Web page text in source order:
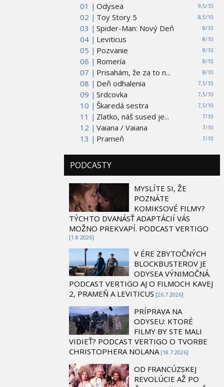
01 | 9,5/10
Odysea
02 |
8,5/10
Toy Story 5
03 |
8/10
Spider-Man: Nový Deň
04 |
8/10
Leviticus
05 |
8/10
Pozvanie
06 |
8/10
Romería
07 |
8/10
Prisahám, že za to n...
08 |
7,5/10
Deň odhalenia
09 |
7,5/10
Srdcovka
10 |
7,5/10
Škaredá sestra
11 |
7/10
Zlatko, náš sused je...
12 |
7/10
Vaiana / Vaiana
13 |
7/10
Prameň
PODCASTY
MYSLÍTE SI, ŽE
POZNÁTE
KOMIKSOVÉ FILMY?
TÝCHTO DVANÁSŤ ADAPTÁCIÍ VÁS
MOŽNO PREKVAPÍ. PODCAST VERTIGO
[1.8 2026]
V ÉRE ZBYTOČNÝCH
BLOCKBUSTEROV JE
ODYSEA VÝNIMOČNÁ.
PODCAST VERTIGO AJ O FILMOCH KAVEJ
2, PRAMEŇ A LEVITICUS [26.7 2026]
PRÍPRAVA NA
ODYSEU: KTORÉ
FILMY BY STE MALI
VIDIEŤ? PODCAST VERTIGO O TVORBE
CHRISTOPHERA NOLANA [18.7 2026]
OD FRANCÚZSKEJ
REVOLÚCIE AŽ PO